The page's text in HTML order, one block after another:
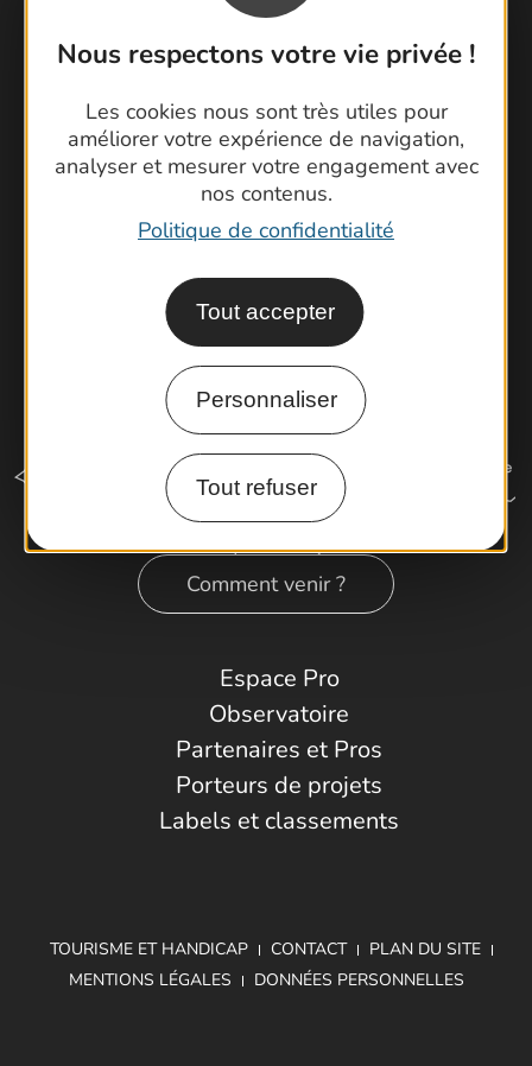
Nous respectons votre vie privée !
Les cookies nous sont très utiles pour
améliorer votre expérience de navigation,
analyser et mesurer votre engagement avec
nos contenus.
Politique de confidentialité
Tout accepter
Personnaliser
Tout refuser
Contactez-nous !
Brochures
Cartoguides et Topoguides
Latitude Gard
Comment venir ?
Espace Pro
Observatoire
Partenaires et Pros
Porteurs de projets
Labels et classements
TOURISME ET HANDICAP CONTACT
PLAN DU SITE
MENTIONS LÉGALES
DONNÉES PERSONNELLES